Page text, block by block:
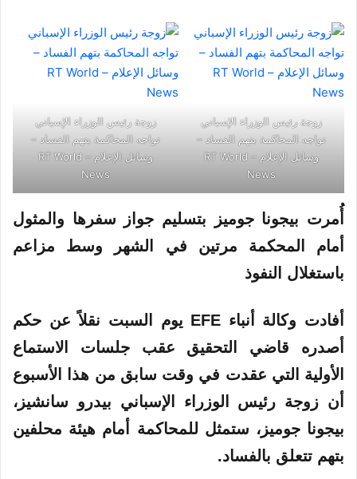
زوجة رئيس الوزراء الإسباني
تواجه المحاكمة بتهم الفساد –
وسائل الإعلام – RT World
News
زوجة رئيس الوزراء الإسباني
تواجه المحاكمة بتهم الفساد –
وسائل الإعلام – RT World
News
أُمرت بيجونا جوميز بتسليم جواز سفرها والمثول
أمام المحكمة مرتين في الشهر وسط مزاعم
باستغلال النفوذ
أفادت وكالة أنباء EFE يوم السبت نقلاً عن حكم
أصدره قاضي التحقيق عقب جلسات الاستماع
الأولية التي عقدت في وقت سابق من هذا الأسبوع
أن زوجة رئيس الوزراء الإسباني بيدرو سانشيز،
بيجونا جوميز، ستمثل للمحاكمة أمام هيئة محلفين
بتهم تتعلق بالفساد.